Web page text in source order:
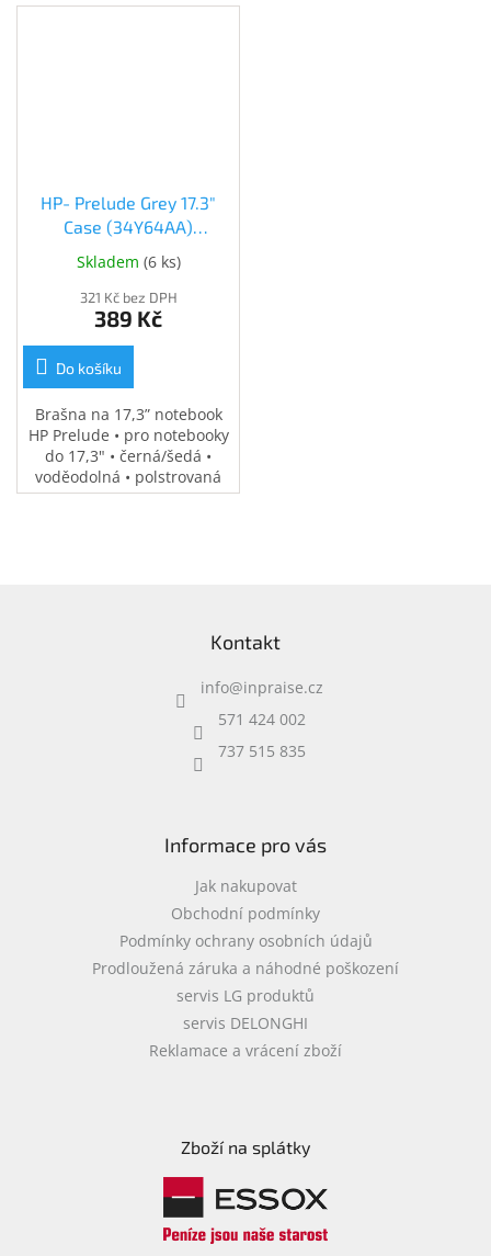
HP- Prelude Grey 17.3"
Case (34Y64AA)
(34Y64AA)
Skladem (6 ks)
321 Kč bez DPH
389 Kč
Do košíku
Brašna na 17,3” notebook
HP Prelude • pro notebooky
do 17,3" • černá/šedá •
voděodolná • polstrovaná
přihrádka na notebook •
Kontakt
info@inpraise.cz
571 424 002
737 515 835
Informace pro vás
Jak nakupovat
Obchodní podmínky
Podmínky ochrany osobních údajů
Prodloužená záruka a náhodné poškození
servis LG produktů
servis DELONGHI
Reklamace a vrácení zboží
Zboží na splátky